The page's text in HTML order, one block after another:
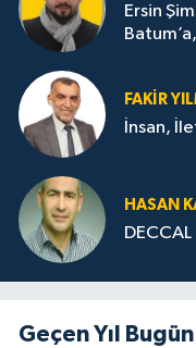
Ersin
FAKIR
İnsan,
HASAN
DECCAL
Geçen Yıl Bugün